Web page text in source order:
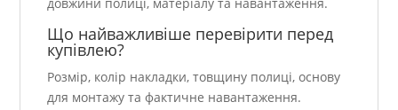
довжини полиці, матеріалу та навантаження.
Що найважливіше перевірити перед
купівлею?
Розмір, колір накладки, товщину полиці, основу
для монтажу та фактичне навантаження.